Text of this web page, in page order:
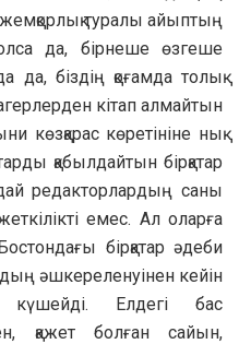
туралы айыптың
да, бірнеше өзгеше
біздің қоғамда толық
кітап алмайтын
көзқарас көретініне нық
қабылдайтын бірқатар
редакторлардың саны
емес. Ал оларға
бірқатар әдеби
әшкереленуінен кейін
Елдегі бас
қажет болған сайын,